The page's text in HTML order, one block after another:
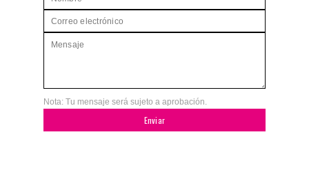
Nota: Tu mensaje será sujeto a aprobación.
Enviar